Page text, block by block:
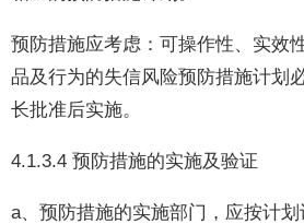
预防措施应考虑：可操作性、实效
品及行为的失信风险预防措施计划
长批准后实施。
4.1.3.4 预防措施的实施及验证
a、预防措施的实施部门，应按计